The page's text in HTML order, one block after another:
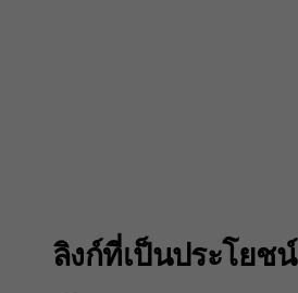
4G
ลิงก์ที่เป็นประโยชน์